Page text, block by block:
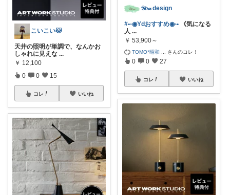
こいこい🐱
天井の照明が単調で、なんかお
しゃれに見えな ...
￥ 12,100
0 0 15
コレ いいね
𝒴𝑜𝓊 design
#•◦◉Ydおすすめ◉◦• 《気になる
人 ...
￥ 53,900～
TOMO*昭和 さんのコレ！
0 0 27
コレ いいね